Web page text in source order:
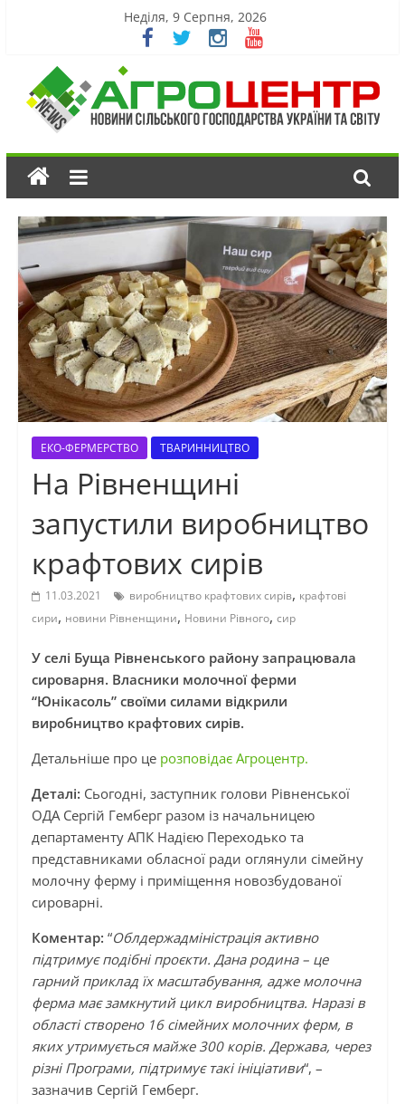
Неділя, 9 Серпня, 2026
ЕКО-ФЕРМЕРСТВО ТВАРИННИЦТВО
На Рівненщині
запустили виробництво
крафтових сирів
11.03.2021 виробництво крафтових сирів, крафтові
сири, новини Рівненщини, Новини Рівного, сир
У селі Буща Рівненського району запрацювала
сироварня. Власники молочної ферми
“Юнікасоль” своїми силами відкрили
виробництво крафтових сирів.
Детальніше про це розповідає Агроцентр.
Деталі: Сьогодні, заступник голови Рівненської
ОДА Сергій Гемберг разом із начальницею
департаменту АПК Надією Переходько та
представниками обласної ради оглянули сімейну
молочну ферму і приміщення новозбудованої
сироварні.
Коментар: “Облдержадміністрація активно
підтримує подібні проєкти. Дана родина – це
гарний приклад їх масштабування, адже молочна
ферма має замкнутий цикл виробництва. Наразі в
області створено 16 сімейних молочних ферм, в
яких утримується майже 300 корів. Держава, через
різні Програми, підтримує такі ініціативи“, –
зазначив Сергій Гемберг.